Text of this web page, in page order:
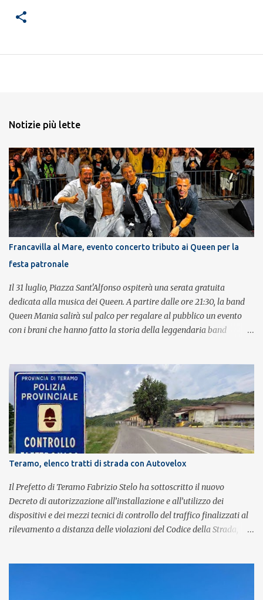
Notizie più lette
Francavilla al Mare, evento concerto tributo ai Queen per la
festa patronale
Il 31 luglio, Piazza Sant'Alfonso ospiterà una serata gratuita
dedicata alla musica dei Queen. A partire dalle ore 21:30, la band
Queen Mania salirà sul palco per regalare al pubblico un evento
con i brani che hanno fatto la storia della leggendaria band
con grande successo la passione e l'energia del celebre gruppo. Lo
spettacolo si inserisce nell'ambito dei festeggiamenti in onore di
Sant'Alfonso, il santo patrono della città. La formazione sul palco è
composta da Simone Fortuna alla batteria e voce, Fabrizio
Palermo al basso e voce, Tiziano Giampieri alla chitarra e voce, e
Salvo Vinci alla voce. Salvo Vinci è la voce scelta direttamente da
Brian May e Roger Taylor per il musical We Will Rock You.
Teramo, elenco tratti di strada con Autovelox
Il Prefetto di Teramo Fabrizio Stelo ha sottoscritto il nuovo
Decreto di autorizzazione all’installazione e all’utilizzo dei
dispositivi e dei mezzi tecnici di controllo del traffico finalizzati al
rilevamento a distanza delle violazioni del Codice della Strada,